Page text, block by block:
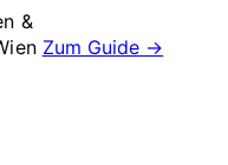
&
Zum Guide →